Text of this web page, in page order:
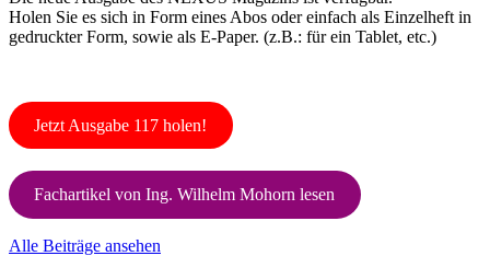
Holen Sie es sich in Form eines Abos oder einfach als Einzelheft in
gedruckter Form, sowie als E-Paper. (z.B.: für ein Tablet, etc.)
Jetzt Ausgabe 117 holen!
Fachartikel von Ing. Wilhelm Mohorn lesen
Alle Beiträge ansehen